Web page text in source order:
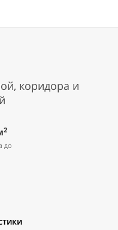
коридора и
2
до